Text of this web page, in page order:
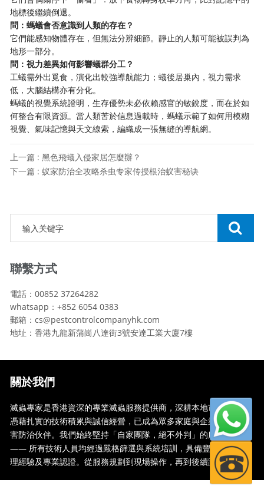
地標後繼續倒退。
問：螞蟻會否意識到人類的存在？
它們能感知物體存在，但無法分辨細節。靜止的人類可能被誤判為
地形一部分。
問：視力差異如何影響蟻群分工？
工蟻需外出覓食，演化出較強導航能力；蟻後居巢內，視力需求
低，大腦結構亦有分化。
螞蟻的視覺系統證明，生存優勢未必依賴感官的敏銳度，而在於如
何整合有限資源。當人類苦於信息過載時，螞蟻示範了如何用模糊
視覺、氣味記憶與天文線索，編織成一張無縫的導航網。
上一篇 : 黑色飛蟻入侵家居怎麼辦？
下一篇 : 蚁家防治全攻略杀虫专家传授根治蚁害秘诀
聯繫方式
電話：00852 37264282
whatsapp：+852 6054 0383
郵箱：cs@pestcontrolcompanyhk.com
地址：香港九龍新蒲崗八達街3號安達工業大廈7樓
關於我們
滅蟲專家是香港資深的專業滅蟲服務提供商，深耕本地市場多年，
憑藉扎實的技術積累與誠信經營，已成為眾多家庭與企業信賴的蟲
害防治伙伴。我們始終堅持「自家團隊，絕不外判」的服務承諾
—— 所有技術人員均經過嚴格篩選與系統培訓，具備豐富的現場處
理經驗及專業認證。從服務規劃到現場操作，再到後續跟蹤，全...